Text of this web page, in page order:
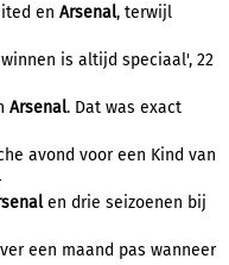
en Arsenal, terwijl
is altijd speciaal', 22
Arsenal. Dat was exact
avond voor een Kind van
en drie seizoenen bij
een maand pas wanneer